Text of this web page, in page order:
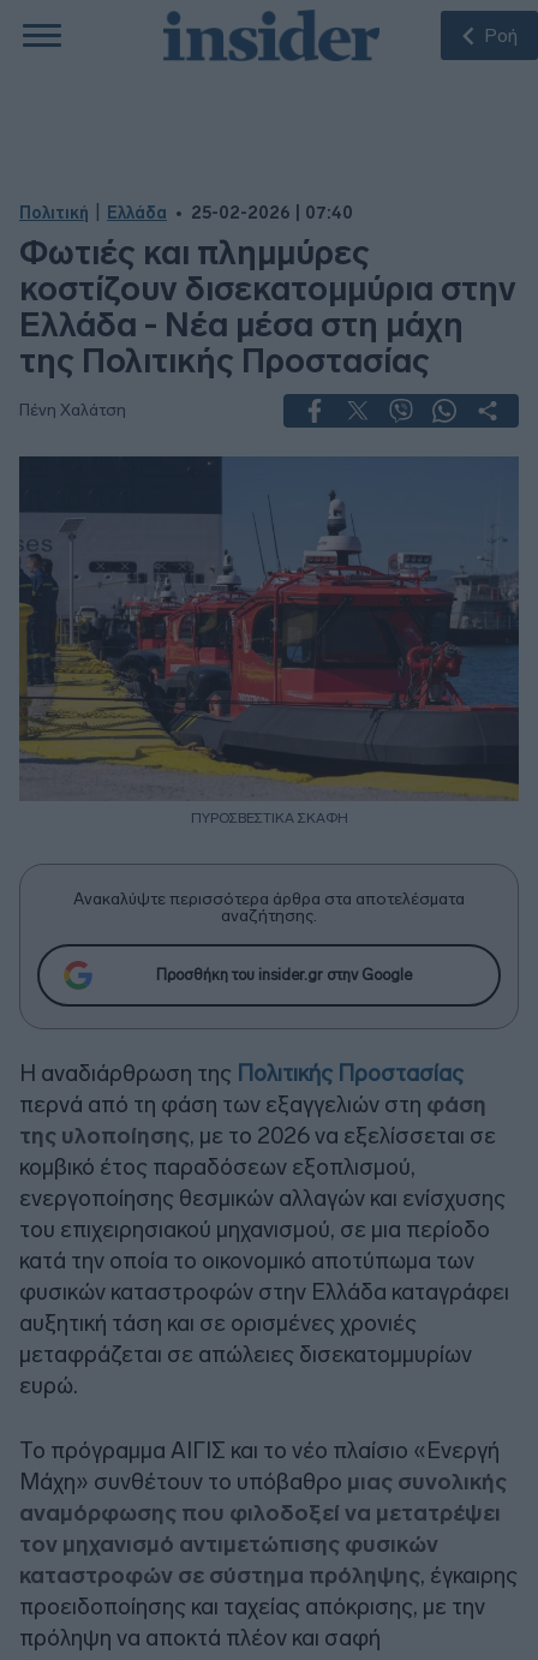
Ροή
Πολιτική Ελλάδα 25-02-2026 | 07:40
Φωτιές και πλημμύρες
κοστίζουν δισεκατομμύρια στην
Ελλάδα - Νέα μέσα στη μάχη
της Πολιτικής Προστασίας
Πένη Χαλάτση
ΠΥΡΟΣΒΕΣΤΙΚΑ ΣΚΑΦΗ
Ανακαλύψτε περισσότερα άρθρα στα αποτελέσματα
αναζήτησης.
Προσθήκη του insider.gr στην Google
Η αναδιάρθρωση της Πολιτικής Προστασίας
περνά από τη φάση των εξαγγελιών στη φάση
της υλοποίησης, με το 2026 να εξελίσσεται σε
κομβικό έτος παραδόσεων εξοπλισμού,
ενεργοποίησης θεσμικών αλλαγών και ενίσχυσης
του επιχειρησιακού μηχανισμού, σε μια περίοδο
κατά την οποία το οικονομικό αποτύπωμα των
φυσικών καταστροφών στην Ελλάδα καταγράφει
αυξητική τάση και σε ορισμένες χρονιές
μεταφράζεται σε απώλειες δισεκατομμυρίων
ευρώ.
Το πρόγραμμα ΑΙΓΙΣ και το νέο πλαίσιο «Ενεργή
Μάχη» συνθέτουν το υπόβαθρο μιας συνολικής
αναμόρφωσης που φιλοδοξεί να μετατρέψει
τον μηχανισμό αντιμετώπισης φυσικών
καταστροφών σε σύστημα πρόληψης, έγκαιρης
προειδοποίησης και ταχείας απόκρισης, με την
πρόληψη να αποκτά πλέον και σαφή